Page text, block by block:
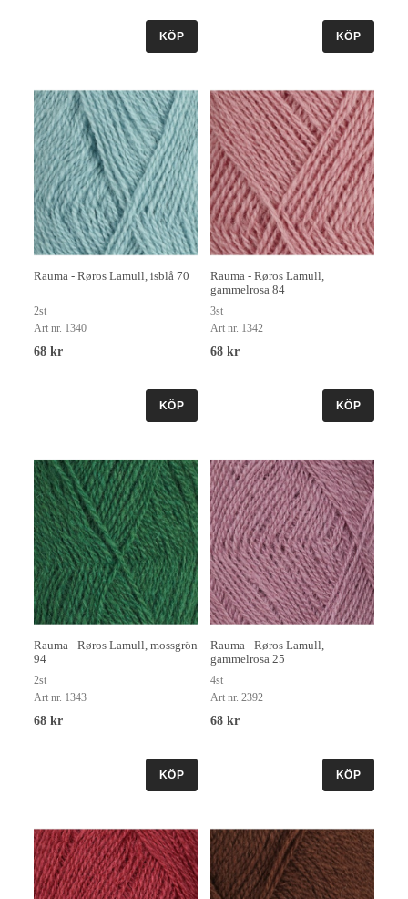
KÖP KÖP
Rauma - Røros Lamull, isblå 70
2st
Art nr. 1340
68 kr
KÖP
Rauma - Røros Lamull,
gammelrosa 84
3st
Art nr. 1342
68 kr
KÖP
Rauma - Røros Lamull, mossgrön
94
2st
Art nr. 1343
68 kr
KÖP
Rauma - Røros Lamull,
gammelrosa 25
4st
Art nr. 2392
68 kr
KÖP